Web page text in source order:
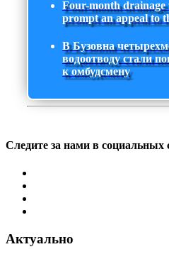
Four-month
prompt an appeal to
В Бузовна
водоотводу стали
к омбудсмену
Следите за нами в социальных
Актуально